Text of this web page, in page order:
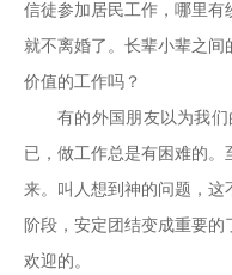
信徒参加居民工作，哪里
就不离婚了。长辈小辈之
价值的工作吗？
有的外国朋友以为我
已，做工作总是有困难的
来。叫人想到神的问题，
阶段，安定团结变成重要
欢迎的。